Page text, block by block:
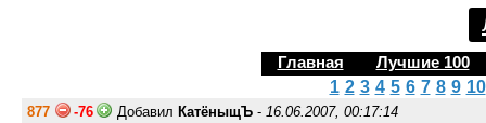
Главная Лучшие 100
1 2 3 4 5 6 7 8 9 10
877 -76 Добавил КатёныщЪ - 16.06.2007, 00:17:14